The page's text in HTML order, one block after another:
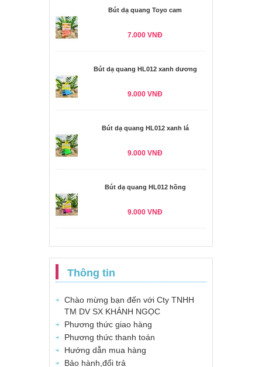
Bút dạ quang Toyo cam
7.000 VNĐ
Bút dạ quang HL012 xanh dương
9.000 VNĐ
Bút dạ quang HL012 xanh lá
9.000 VNĐ
Bút dạ quang HL012 hồng
9.000 VNĐ
Thông tin
Chào mừng bạn đến với Cty TNHH
TM DV SX KHÁNH NGỌC
Phương thức giao hàng
Phương thức thanh toán
Hướng dẫn mua hàng
Bảo hành,đổi trả